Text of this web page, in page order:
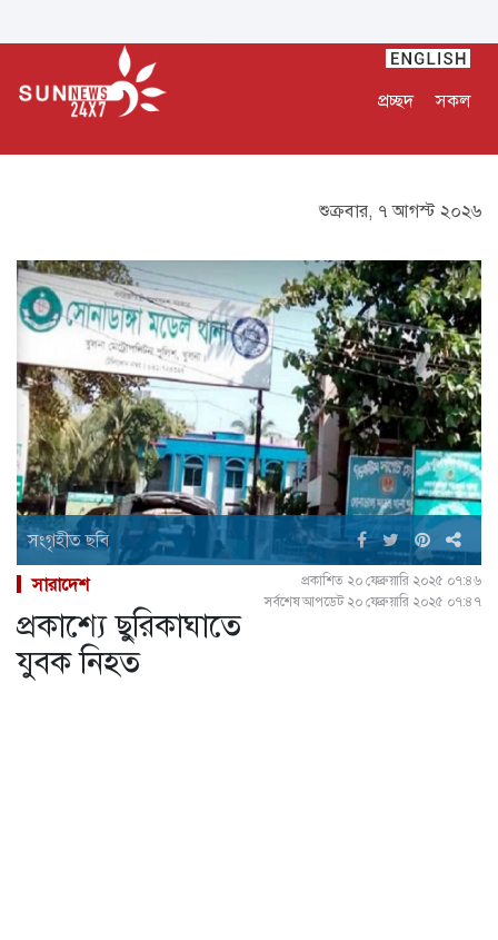
প্রচ্ছদ সকল
শুক্রবার, ৭ আগস্ট ২০২৬
সংগৃহীত ছবি
সারাদেশ
প্রকাশিত ২০ ফেব্রুয়ারি ২০২৫ ০৭:৪৬
সর্বশেষ আপডেট ২০ ফেব্রুয়ারি ২০২৫ ০৭:৪৭
প্রকাশ্যে ছুরিকাঘাতে
যুবক নিহত